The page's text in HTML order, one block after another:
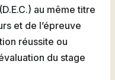
au même titre
et de l’épreuve
réussite ou
du stage